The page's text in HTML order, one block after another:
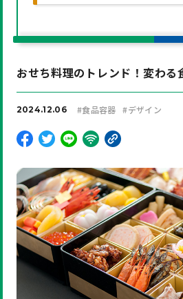
おせち料理のトレンド！変わる
2024.12.06 #食品容器 #デザイン